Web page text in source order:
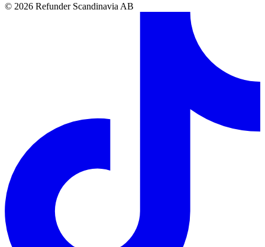
© 2026 Refunder Scandinavia AB